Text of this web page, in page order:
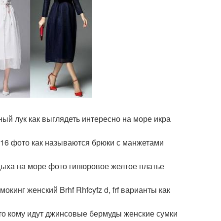
лук как выглядеть интересно на море икра
фото как называются брюки с манжетами
на море фото гипюровое желтое платье
женский Brhf Rhfcyfz d, frf варианты как
кому идут джинсовые бермуды женские сумки